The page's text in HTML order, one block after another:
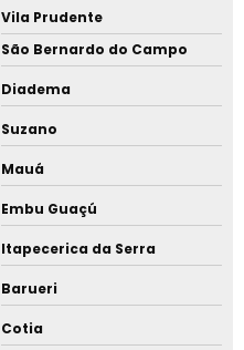
Vila Prudente
São Bernardo do Campo
Diadema
Suzano
Mauá
Embu Guaçú
Itapecerica da Serra
Barueri
Cotia